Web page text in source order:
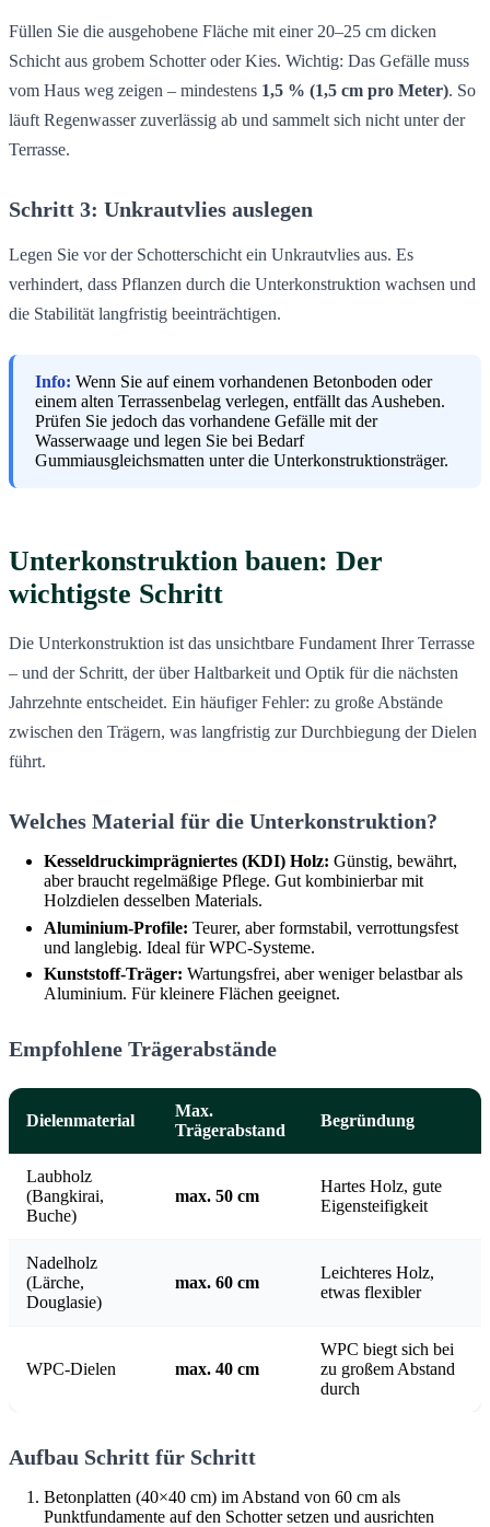
Füllen Sie die ausgehobene Fläche mit einer 20–25 cm dicken
Schicht aus grobem Schotter oder Kies. Wichtig: Das Gefälle muss
vom Haus weg zeigen – mindestens 1,5 % (1,5 cm pro Meter). So
läuft Regenwasser zuverlässig ab und sammelt sich nicht unter der
Terrasse.
Schritt 3: Unkrautvlies auslegen
Legen Sie vor der Schotterschicht ein Unkrautvlies aus. Es
verhindert, dass Pflanzen durch die Unterkonstruktion wachsen und
die Stabilität langfristig beeinträchtigen.
Info: Wenn Sie auf einem vorhandenen Betonboden oder
einem alten Terrassenbelag verlegen, entfällt das Ausheben.
Prüfen Sie jedoch das vorhandene Gefälle mit der
Wasserwaage und legen Sie bei Bedarf
Gummiausgleichsmatten unter die Unterkonstruktionsträger.
Unterkonstruktion bauen: Der
wichtigste Schritt
Die Unterkonstruktion ist das unsichtbare Fundament Ihrer Terrasse
– und der Schritt, der über Haltbarkeit und Optik für die nächsten
Jahrzehnte entscheidet. Ein häufiger Fehler: zu große Abstände
zwischen den Trägern, was langfristig zur Durchbiegung der Dielen
führt.
Welches Material für die Unterkonstruktion?
Kesseldruckimprägniertes (KDI) Holz: Günstig, bewährt,
aber braucht regelmäßige Pflege. Gut kombinierbar mit
Holzdielen desselben Materials.
Aluminium-Profile: Teurer, aber formstabil, verrottungsfest
und langlebig. Ideal für WPC-Systeme.
Kunststoff-Träger: Wartungsfrei, aber weniger belastbar als
Aluminium. Für kleinere Flächen geeignet.
Empfohlene Trägerabstände
Dielenmaterial
Max.
Trägerabstand
Begründung
Laubholz
(Bangkirai,
Buche)
max. 50 cm
Hartes Holz, gute
Eigensteifigkeit
Nadelholz
(Lärche,
Douglasie)
max. 60 cm
Leichteres Holz,
etwas flexibler
WPC-Dielen max. 40 cm
WPC biegt sich bei
zu großem Abstand
durch
Aufbau Schritt für Schritt
Betonplatten (40×40 cm) im Abstand von 60 cm als
Punktfundamente auf den Schotter setzen und ausrichten